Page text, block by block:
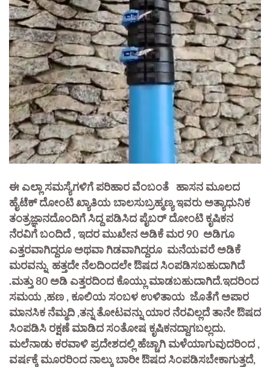
ಈ ಎಲ್ಲಾ ಸಮಸ್ಯೆಗಳಿಗೆ ಪರಿಹಾರ ವೆಂಬಂತೆ ಹಾಸನ ಮೂಲದ
ಹೈಟೆಕ್ ದೋಂಟಿ ಖ್ಯಾತಿಯ ಬಾಲಸುಬ್ರಹ್ಮಣ್ಯ ಇವರು ಅತ್ಯಾಧುನಿಕ
ತಂತ್ರಜ್ಞಾನದೊಂದಿಗೆ ಸಿದ್ದ ಪಡಿಸಿದ ಪೈಬರ್ ದೋಂಟಿ ಕೃಷಿಕನ
ನೆರವಿಗೆ ಬಂದಿದೆ , ಇದರ ಮುಖೇನ ಅಡಿಕೆ ಮರ 90 ಅಡಿಗೂ
ಎತ್ತರವಾಗಿದ್ದರೂ ಅಥವಾ ಗಿಡವಾಗಿದ್ದರೂ ಮನೆಯವರೆ ಅಡಿಕೆ
ಮರವನ್ನು ಹತ್ತದೇ ನೆಲದಿಂದಲೇ ಔಷದ ಸಿಂಪಡಿಸಬಹುದಾಗಿದೆ
.ಮತ್ತು 80 ಅಡಿ ಎತ್ತರದಿಂದ ಕೊಯ್ಲು ಮಾಡಬಹುದಾಗಿದೆ.ಇದರಿಂದ
ಸಮಯ ,ಹಣ , ಕೂಲಿಯ ಸಂಬಳ ಉಳಿತಾಯ ಜೊತೆಗೆ ಅಪಾರ
ಮಾನಸಿಕ ನೆಮ್ಮದಿ ,ತನ್ನ ತೋಟವನ್ನು ಯಾರ ನೆರವಿಲ್ಲದೆ ತಾನೇ ಔಷದ
ಸಿಂಪಡಿಸಿ ರಕ್ಷಣೆ ಮಾಡಿದ ಸಂತೋಷ ಕೃಷಿಕನದ್ದಾಗಬಲ್ಲದು.
ಮಲೆನಾಡು ಕರವಾಳಿ ಪ್ರದೇಶದಲ್ಲಿ ಹೆಚ್ಚಾಗಿ ಮಳೆಯಾಗುವುದರಿಂದ ,
ವರ್ಷಕ್ಕೆ ಮೂರರಿಂದ ನಾಲ್ಕು ಬಾರೀ ಔಷದ ಸಿಂಪಡಿಸಬೇಕಾಗುತ್ತದೆ,